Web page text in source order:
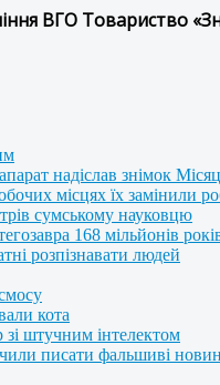
ВГО Товариство
надіслав знімок
місцях їх замінили
сумському науковцю
168 мільйонів
розпізнавати людей
кота
штучним інтелектом
писати фальшиві